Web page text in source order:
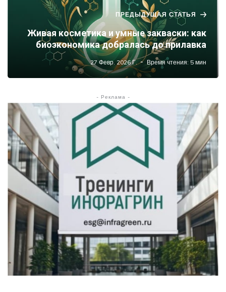
ПРЕДЫДУЩАЯ СТАТЬЯ
Живая косметика и умные закваски: как
биоэкономика добралась до прилавка
27 Февр. 2026 Г. Время чтения: 5 мин
- Реклама -